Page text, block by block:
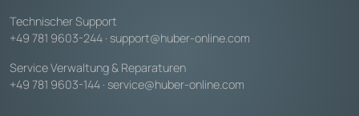
Technischer Support
+49 781 9603-244 · support@huber-online.com
Service Verwaltung & Reparaturen
+49 781 9603-144 · service@huber-online.com